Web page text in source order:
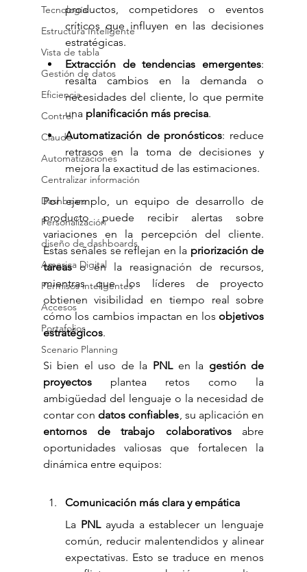
Tecnología
Estructura Inteligente
Vista de tabla
Gestión de datos
Eficiencia
Control
Claude
Automatizaciones
Centralizar información
Dashboars
Personalización
diseño de dashboards
America Digital
Permisos inteligentes
Accesos
Portafolios
Scenario Planning
productos, competidores o eventos
críticos que influyen en las decisiones
estratégicas.
Extracción de tendencias emergentes:
resalta cambios en la demanda o
necesidades del cliente, lo que permite
una planificación más precisa.
Automatización de pronósticos: reduce
retrasos en la toma de decisiones y
mejora la exactitud de las estimaciones.
Por ejemplo, un equipo de desarrollo de
producto puede recibir alertas sobre
variaciones en la percepción del cliente.
Estas señales se reflejan en la priorización de
tareas o en la reasignación de recursos,
mientras que los líderes de proyecto
obtienen visibilidad en tiempo real sobre
cómo los cambios impactan en los objetivos
estratégicos.
Si bien el uso de la PNL en la gestión de
proyectos plantea retos como la
ambigüedad del lenguaje o la necesidad de
contar con datos confiables
entornos de trabajo colaborativos abre
oportunidades valiosas que fortalecen la
dinámica entre equipos:
Comunicación más clara y empática
La PNL ayuda a establecer un lenguaje
común, reducir malentendidos y alinear
expectativas. Esto se traduce en menos